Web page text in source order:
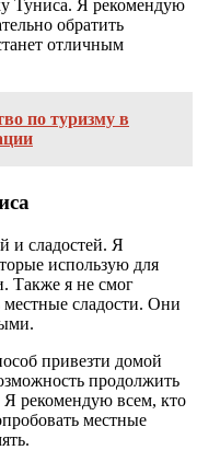
Туниса. Я рекомендую
обратить
отличным
по туризму в
и сладостей. Я
использую для
Также я не смог
местные сладости. Они
привезти домой
продолжить
Я рекомендую всем, кто
местные